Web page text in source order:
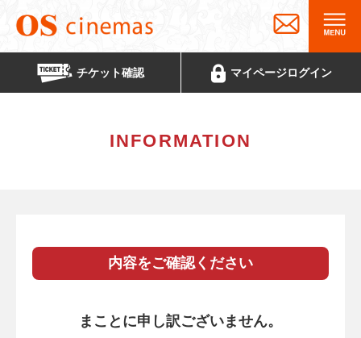
チケット確認 マイページログイン
INFORMATION
内容をご確認ください
まことに申し訳ございません。